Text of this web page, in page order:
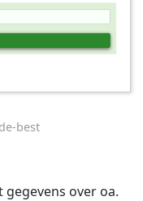
best
gegevens over oa.